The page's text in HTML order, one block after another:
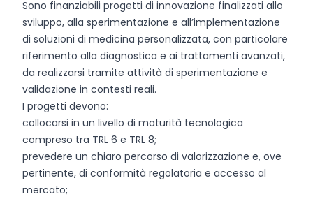
Sono finanziabili progetti di innovazione finalizzati allo
sviluppo, alla sperimentazione e all’implementazione
di soluzioni di medicina personalizzata, con particolare
riferimento alla diagnostica e ai trattamenti avanzati,
da realizzarsi tramite attività di sperimentazione e
validazione in contesti reali.
I progetti devono:
collocarsi in un livello di maturità tecnologica
compreso tra TRL 6 e TRL 8;
prevedere un chiaro percorso di valorizzazione e, ove
pertinente, di conformità regolatoria e accesso al
mercato;